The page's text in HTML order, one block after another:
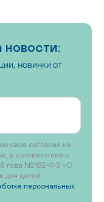
новости:
новинки от
свое согласие на
в соответствии с
года №152-ФЗ «О
для целей,
персональных